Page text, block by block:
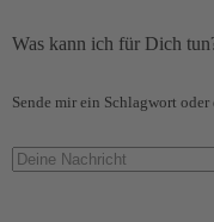
Was kann ich für Dich
Sende mir ein Schlagwort